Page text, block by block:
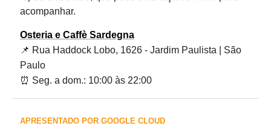
acompanhar.
Osteria e Caffè Sardegna
📌 Rua Haddock Lobo, 1626 - Jardim Paulista | São
Paulo
⏰ Seg. a dom.: 10:00 às 22:00
APRESENTADO POR GOOGLE CLOUD